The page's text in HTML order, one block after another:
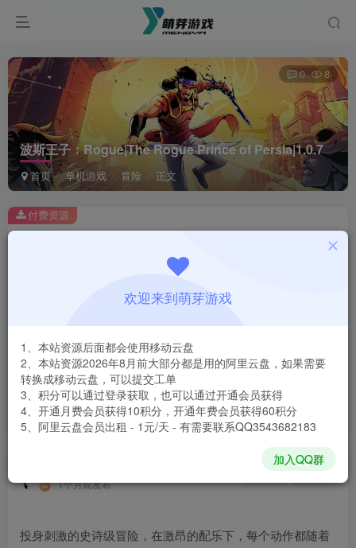
波斯王子：Rogue|The Rogue Prince of Persia|1.0.7
首页 单机游戏 冒险 正文
0 8
此内容为付费资源，请付费后查看
￥1
免费
登录购买
安装包大小
游戏本体大小
1.49 GB
付费资源
1个月前发布
投身刺激的史诗级冒险，在激昂的配乐下，每个动作都随着
欢迎来到萌芽游戏
1、本站资源后面都会使用移动云盘
2、本站资源2026年8月前大部分都是用的阿里云盘，如果需要
转换成移动云盘，可以提交工单
3、积分可以通过登录获取，也可以通过开通会员获得
4、开通月费会员获得10积分，开通年费会员获得60积分
5、阿里云盘会员出租 - 1元/天 - 有需要联系QQ3543682183
加入QQ群